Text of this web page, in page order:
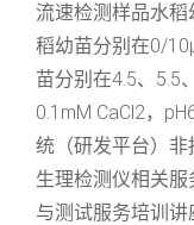
流速检测样品水
稻幼苗分别在0/
苗分别在4.5、5.5
0.1mM CaCl2，
统（研发平台）
生理检测仪相关
与测试服务培训